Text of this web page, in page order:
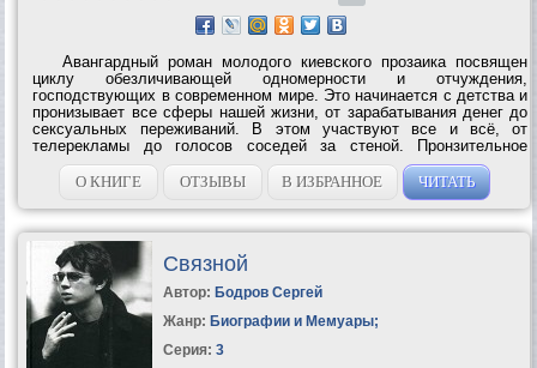
Авангардный роман молодого киевского прозаика посвящен
циклу обезличивающей одномерности и отчуждения,
господствующих в современном мире. Это начинается с детства и
пронизывает все сферы нашей жизни, от зарабатывания денег до
сексуальных переживаний. В этом участвуют все и всё, от
телерекламы до голосов соседей за стеной. Пронзительное
ощущение того, что планета и ее жители находятся в руках
маньяка-экспериментатора, приводит...
О КНИГЕ ОТЗЫВЫ В ИЗБРАННОЕ ЧИТАТЬ
Связной
Автор: Бодров Сергей
Жанр: Биографии и Мемуары;
Серия: 3